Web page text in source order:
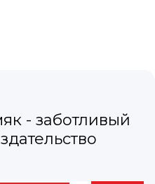
- заботливый